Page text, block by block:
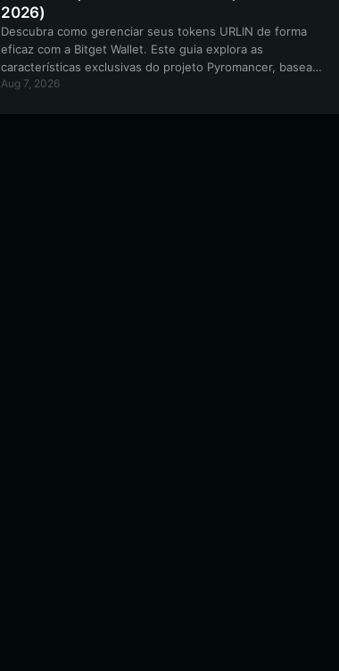
2026)
Descubra como gerenciar seus tokens URLIN de forma
eficaz com a Bitget Wallet. Este guia explora as
características exclusivas do projeto Pyromancer, baseado
em Solana, e por que a Bitget Wallet é a escolha ideal para
Aug 7, 2026